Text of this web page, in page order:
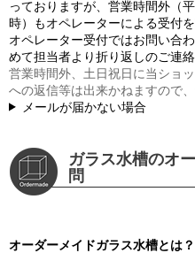
っておりますが、営業時間外（
時）もオペレーターによる受付を
オペレーター受付ではお問い合
めて担当者より折り返しのご連
営業時間外、土日祝日に当ショ
への返信等は出来かねますので
メールが届かない場合
ガラス水槽のオ
問
オーダーメイドガラス水槽とは？